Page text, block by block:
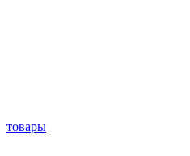
товары